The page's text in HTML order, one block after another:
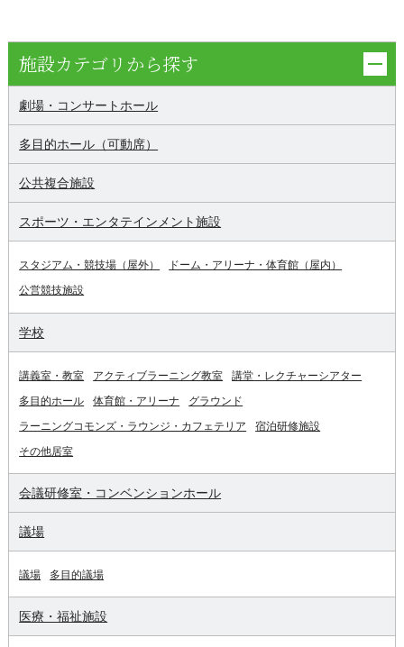
施設カテゴリから探す
劇場・コンサートホール
多目的ホール（可動席）
公共複合施設
スポーツ・エンタテインメント施設
スタジアム・競技場（屋外）
ドーム・アリーナ・体育館（屋内）
公営競技施設
学校
講義室・教室 アクティブラーニング教室
講堂・レクチャーシアター
多目的ホール
体育館・アリーナ
グラウンド
ラーニングコモンズ・ラウンジ・カフェテリア
宿泊研修施設
その他居室
会議研修室・コンベンションホール
議場
議場 多目的議場
医療・福祉施設